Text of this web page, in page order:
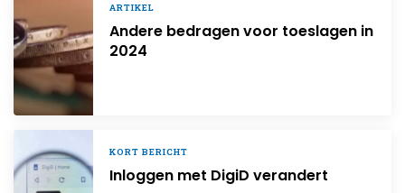
ARTIKEL
Andere bedragen voor toeslagen in
2024
KORT BERICHT
Inloggen met DigiD verandert